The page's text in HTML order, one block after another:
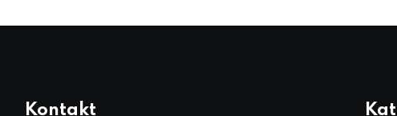
Kontakt